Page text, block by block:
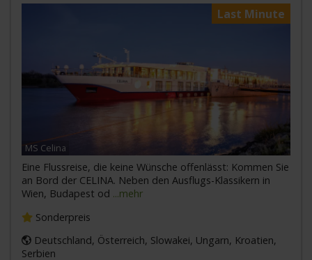
Last Minute
MS Celina
Eine Flussreise, die keine Wünsche offenlässt: Kommen Sie
an Bord der CELINA. Neben den Ausflugs-Klassikern in
Wien, Budapest od ...mehr
Sonderpreis
Deutschland, Österreich, Slowakei, Ungarn, Kroatien,
Serbien